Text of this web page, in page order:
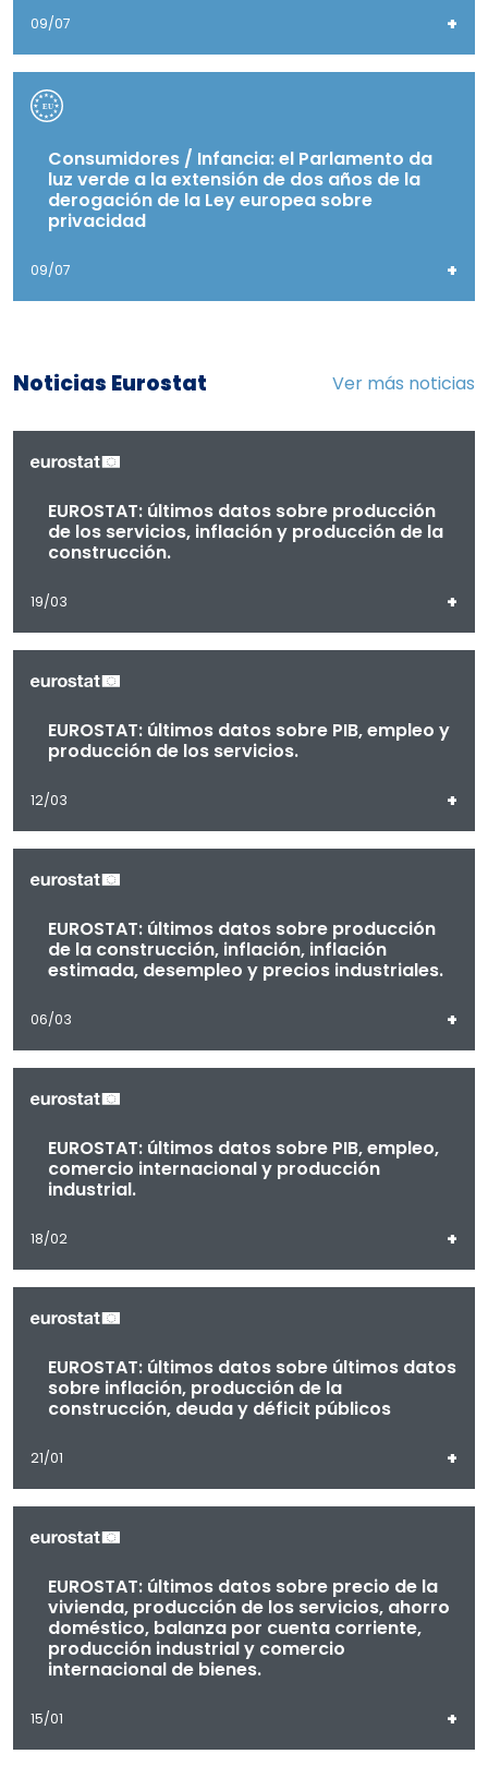
09/07 +
Consumidores / Infancia: el Parlamento da
luz verde a la extensión de dos años de la
derogación de la Ley europea sobre
privacidad
09/07 +
Noticias Eurostat Ver más noticias
EUROSTAT: últimos datos sobre producción
de los servicios, inflación y producción de la
construcción.
19/03 +
EUROSTAT: últimos datos sobre PIB, empleo y
producción de los servicios.
12/03 +
EUROSTAT: últimos datos sobre producción
de la construcción, inflación, inflación
estimada, desempleo y precios industriales.
06/03 +
EUROSTAT: últimos datos sobre PIB, empleo,
comercio internacional y producción
industrial.
18/02 +
EUROSTAT: últimos datos sobre últimos datos
sobre inflación, producción de la
construcción, deuda y déficit públicos
21/01 +
EUROSTAT: últimos datos sobre precio de la
vivienda, producción de los servicios, ahorro
doméstico, balanza por cuenta corriente,
producción industrial y comercio
internacional de bienes.
15/01 +